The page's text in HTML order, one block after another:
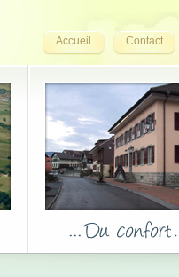
Accueil Contact